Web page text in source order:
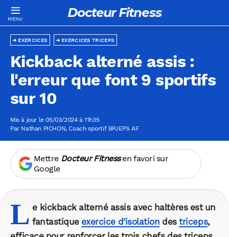
Docteur Fitness
EXERCICES TRICEPS
EXERCICES
Kickback alterné assis :
l'erreur que font 9 sportifs
sur 10
Mis à jour le 05/03/2024 à 11h35
Par Nathan PICHON, Coach sportif BPJEPS AF
Mettre Docteur Fitnessen favori sur
Google
L e kickback alterné assis avec haltères est un
fantastique exercice d’isolation destriceps,